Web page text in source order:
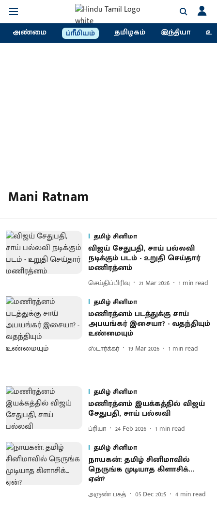
அண்மை ப்ரீமியம் தமிழகம் இந்தியா
Mani Ratnam
தமிழ் சினிமா
விஜய் சேதுபதி, சாய் பல்லவி
நடிக்கும் படம் - உறுதி செய்தார்
மணிரத்னம்
செய்திப்பிரிவு 21 Mar 2026 1 min read
தமிழ் சினிமா
மணிரத்னம் படத்துக்கு சாய்
அபயங்கர் இசையா? - வதந்தியும்
உண்மையும்
ஸ்டார்க்கர் 19 Mar 2026 1 min read
தமிழ் சினிமா
மணிரத்னம் இயக்கத்தில் விஜய்
சேதுபதி, சாய் பல்லவி
ப்ரியா 24 Feb 2026 1 min read
தமிழ் சினிமா
நாயகன்: தமிழ் சினிமாவில்
நெருங்க முடியாத கிளாசிக்...
ஏன்?
அருண் பகத் 05 Dec 2025 4 min read